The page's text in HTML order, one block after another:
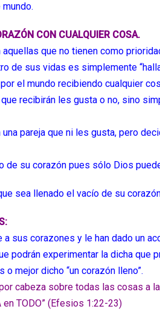
CON CUALQUIER COSA.
que no tienen como
de sus vidas es simplemente
el mundo recibiendo cualquier
recibirán les gusta o no, sino
pareja que ni les gusta, pero
de su corazón pues sólo Dios
sea llenado el vacío de su
sus corazones y le han dado un
podrán experimentar la dicha que
mejor dicho “un corazón lleno”.
cabeza sobre todas las cosas a
TODO” (Efesios 1:22-23)